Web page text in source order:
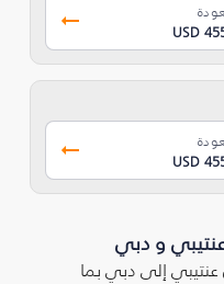
USD
USD
و دبي
عنتيبي إلى دبي بما